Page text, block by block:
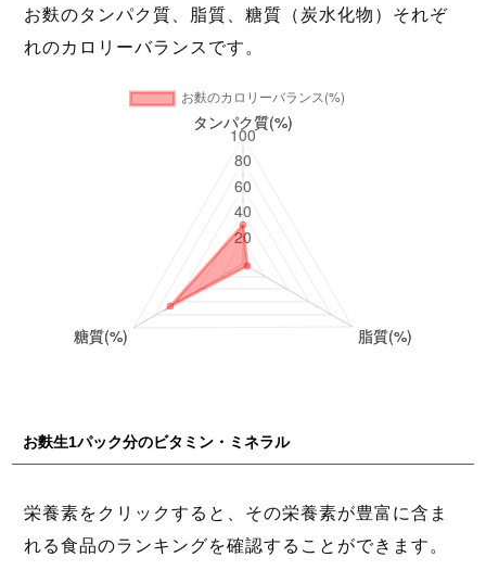
お麩のタンパク質、脂質、糖質（炭水化物）それぞ
れのカロリーバランスです。
お麩生1パック分のビタミン・ミネラル
栄養素をクリックすると、その栄養素が豊富に含ま
れる食品のランキングを確認することができます。